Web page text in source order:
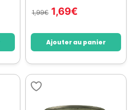
1,99€ 1,69€
Ajouter au panier